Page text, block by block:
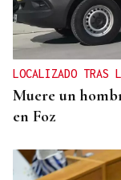
LOCALIZADO TRAS
Muere un
en Foz